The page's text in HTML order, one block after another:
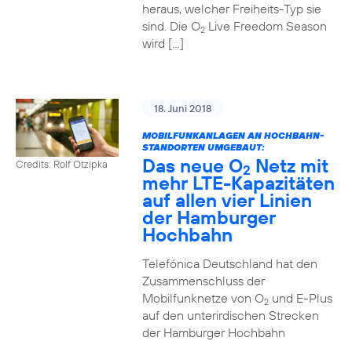
heraus, welcher Freiheits-Typ sie
sind. Die O2Live Freedom Season
wird […]
Credits: Rolf Otzipka
18. Juni 2018
MOBILFUNKANLAGEN AN HOCHBAHN-
STANDORTEN UMGEBAUT:
Das neue O2 Netz mit
mehr LTE-Kapazitäten
auf allen vier Linien
der Hamburger
Hochbahn
Telefónica Deutschland hat den
Zusammenschluss der
Mobilfunknetze von O2und E-Plus
auf den unterirdischen Strecken
der Hamburger Hochbahn